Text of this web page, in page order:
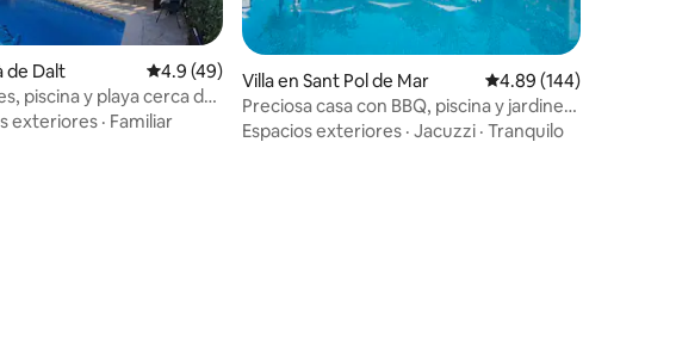
5; 18 evaluaciones
de Dalt Calificación promedio: 4.9 de 5; 49 evaluaciones
4.9 (49)
piscina y playa cerca de
exteriores · Familiar
Villa en Sant Pol de Mar Calificación promedio:
4.89 (144)
Preciosa casa con BBQ, piscina y jardines
privado.
Espacios exteriores · Jacuzzi · Tranquilo